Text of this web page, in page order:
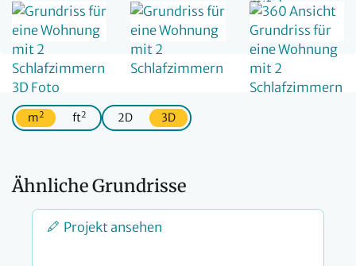
m2 ft2 2D 3D
Ähnliche Grundrisse
Projekt ansehen